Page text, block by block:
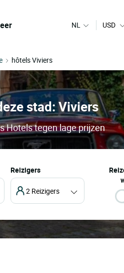
NL USD
hôtels Viviers
stad: Viviers
Hotels tegen lage prijzen
Reizigers
2 Reizigers